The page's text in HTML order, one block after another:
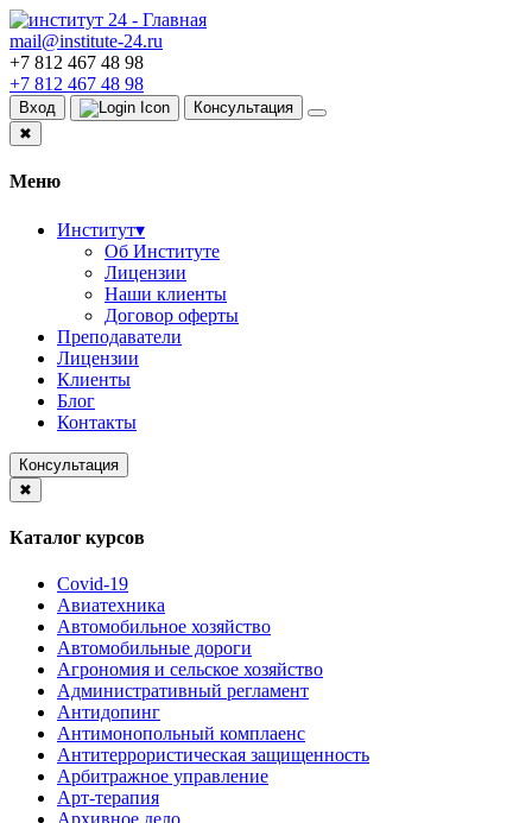
mail@institute-24.ru
+7 812 467 48 98
+7 812 467 48 98
Вход
Консультация
✖
Меню
Институт▾
Об Институте
Лицензии
Наши клиенты
Договор оферты
Преподаватели
Лицензии
Клиенты
Блог
Контакты
Консультация
✖
Каталог курсов
Covid-19
Авиатехника
Автомобильное хозяйство
Автомобильные дороги
Агрономия и сельское хозяйство
Административный регламент
Антидопинг
Антимонопольный комплаенс
Антитеррористическая защищенность
Арбитражное управление
Арт-терапия
Архивное дело